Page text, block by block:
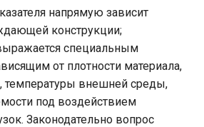
напрямую зависит
конструкции;
специальным
от плотности материала,
температуры внешней среды,
под воздействием
Законодательно вопрос